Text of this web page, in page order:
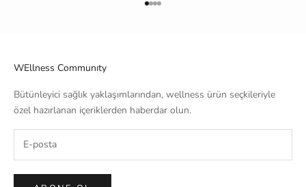
1 ögesine git
2 ögesine git
3 ögesine git
4 ögesine git
WEllness Communıty
Bütünleyici sağlık yaklaşımlarından, wellness ürün seçkileriyle
özel hazırlanan içeriklerden haberdar olun.